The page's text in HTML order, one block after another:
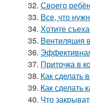
32. Своего
33. Все, что
34. Хотите
35. Вентиляция
36.
37. Приточка в
38. Как сделать
39. Как сделать
40. Что